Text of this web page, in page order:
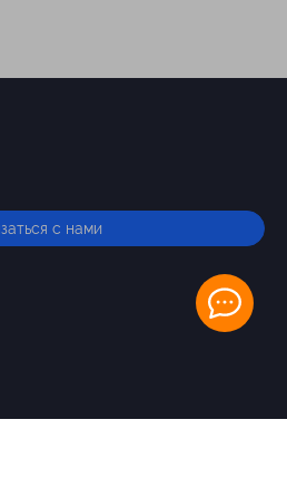
с нами